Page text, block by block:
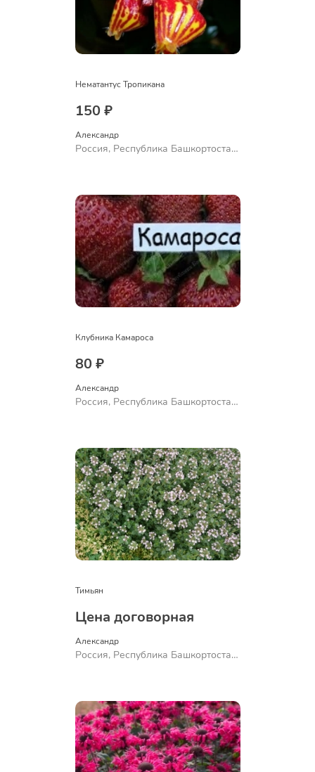
Нематантус Тропикана
150 ₽
Александр
Россия, Республика Башкортостан,
Клубника Камароса
80 ₽
Александр
Россия, Республика Башкортостан,
Тимьян
Цена договорная
Александр
Россия, Республика Башкортостан,